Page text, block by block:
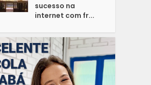
sucesso na
internet com fr...